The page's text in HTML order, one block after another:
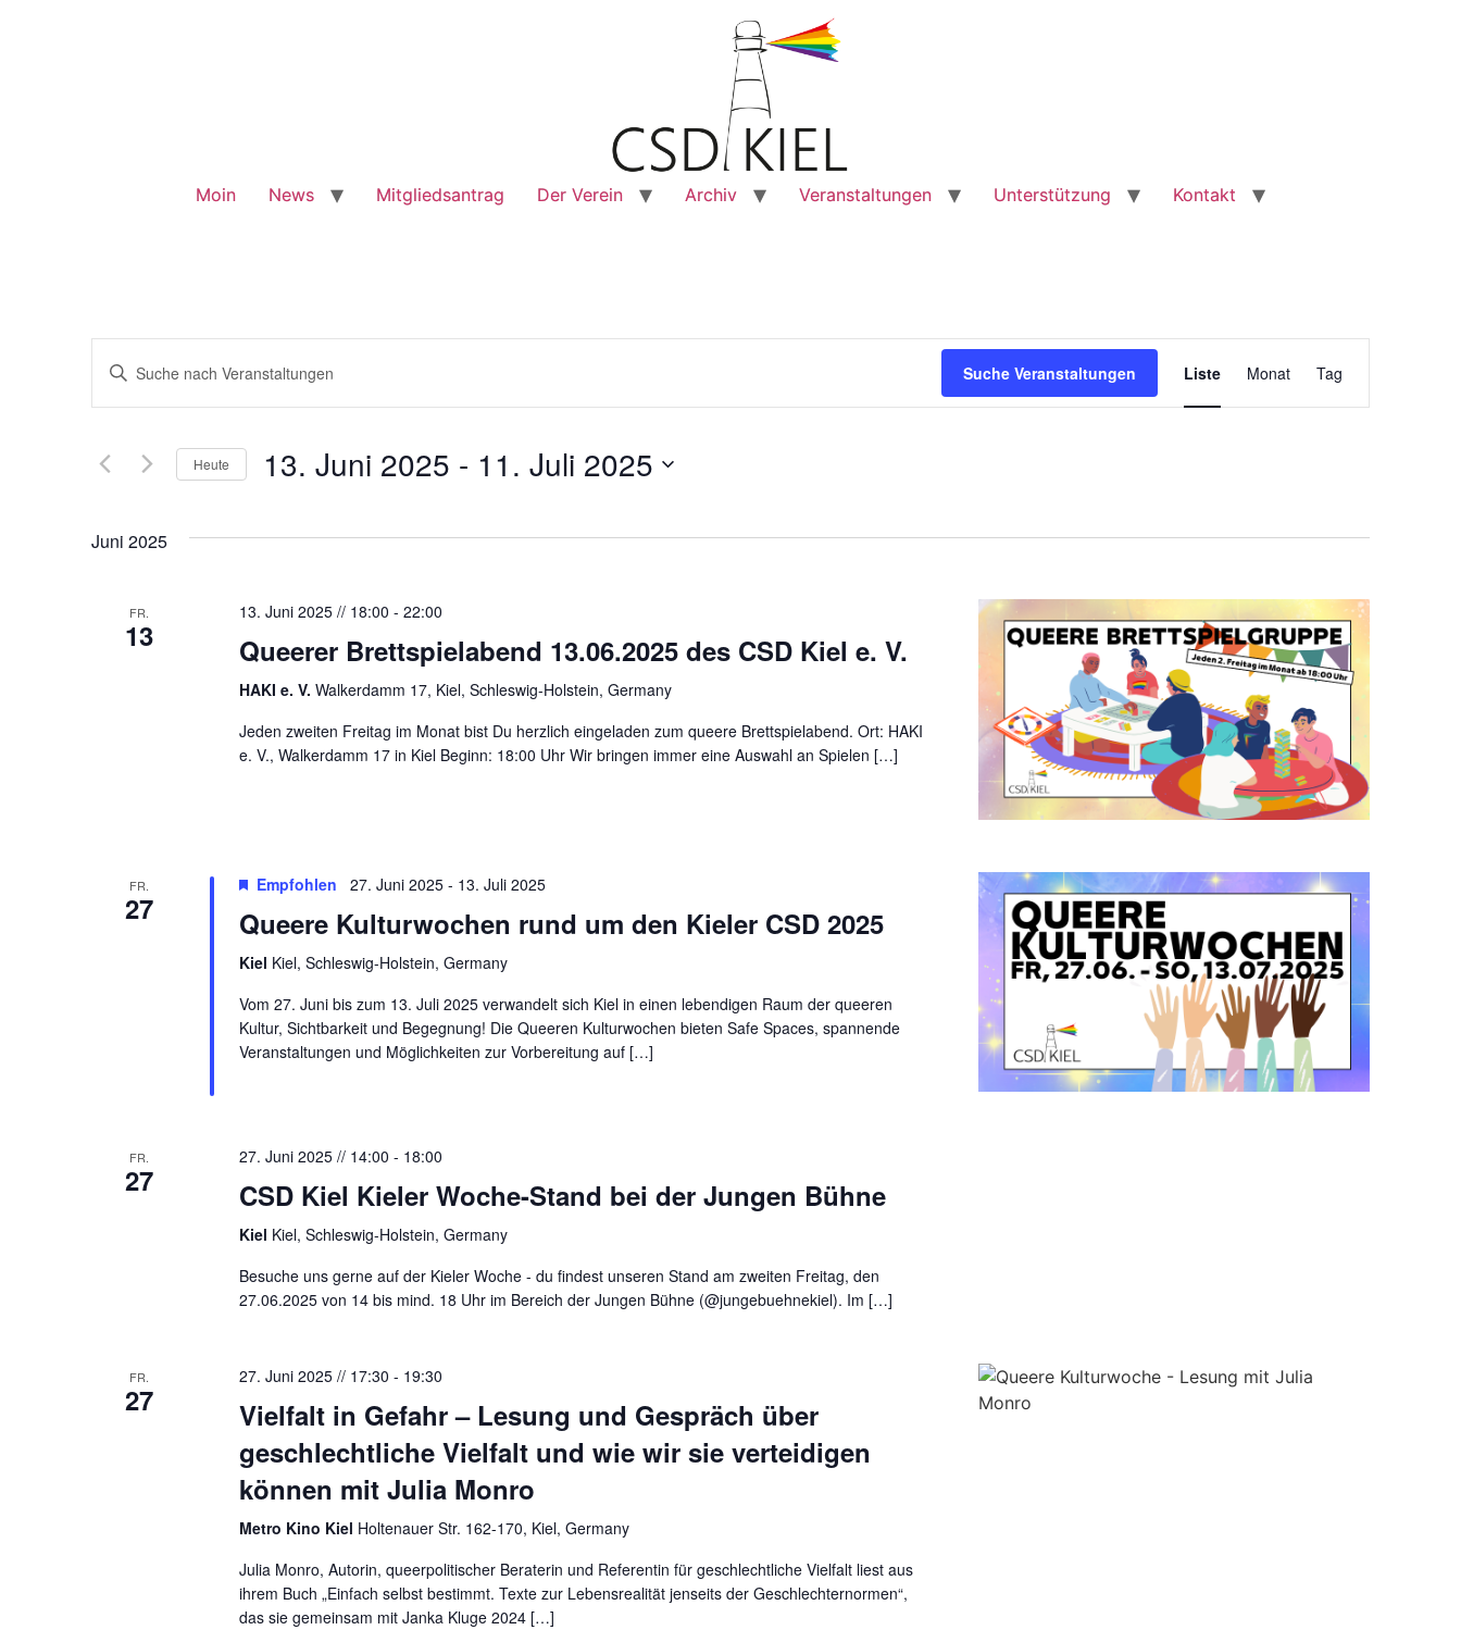
Moin News Mitgliedsantrag Der Verein Archiv Veranstaltungen Unterstützung Kontakt
Veranstaltungen
Suche
Ansichten,
Navigation
Bitte
Schlüsselwort
Suche
Veranstaltungen
Schlüsselwort.
Suche Veranstaltungen
Ansichten-
Liste Monat Tag
Heute 13. Juni 2025 - 11. Juli 2025
Juni 2025
FR.
13
13. Juni 2025 // 18:00 - 22:00
Queerer Brettspielabend 13.06.2025 des CSD Kiel e. V.
HAKI e. V. Walkerdamm 17, Kiel, Schleswig-Holstein, Germany
Jeden zweiten Freitag im Monat bist Du herzlich eingeladen zum queere Brettspielabend. Ort: HAKI
e. V., Walkerdamm 17 in Kiel Beginn: 18:00 Uhr Wir bringen immer eine Auswahl an Spielen […]
FR.
27
Empfohlen 27. Juni 2025- 13. Juli 2025
Queere Kulturwochen rund um den Kieler CSD 2025
Kiel Kiel, Schleswig-Holstein, Germany
Vom 27. Juni bis zum 13. Juli 2025 verwandelt sich Kiel in einen lebendigen Raum der queeren
Kultur, Sichtbarkeit und Begegnung! Die Queeren Kulturwochen bieten Safe Spaces, spannende
Veranstaltungen und Möglichkeiten zur Vorbereitung auf […]
FR.
27
27. Juni 2025 // 14:00 - 18:00
CSD Kiel Kieler Woche-Stand bei der Jungen Bühne
Kiel Kiel, Schleswig-Holstein, Germany
Besuche uns gerne auf der Kieler Woche - du findest unseren Stand am zweiten Freitag, den
27.06.2025 von 14 bis mind. 18 Uhr im Bereich der Jungen Bühne (@jungebuehnekiel). Im […]
FR.
27
27. Juni 2025 // 17:30 - 19:30
Vielfalt in Gefahr – Lesung und Gespräch über
geschlechtliche Vielfalt und wie wir sie verteidigen
können mit Julia Monro
Metro Kino Kiel Holtenauer Str. 162-170, Kiel, Germany
Julia Monro, Autorin, queerpolitischer Beraterin und Referentin für geschlechtliche Vielfalt liest aus
ihrem Buch „Einfach selbst bestimmt. Texte zur Lebensrealität jenseits der Geschlechternormen“,
das sie gemeinsam mit Janka Kluge 2024 […]